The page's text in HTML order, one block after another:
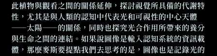
此植物與觀看之間的關係延伸，探討視覺所具備的代謝特
性，尤其是與人類的認知中代表光和可視性的中心天體
──太陽──的關係，同時也探究光合作用所帶來的養分
與生命之間的連結。如果說圖像是輸入認知系統的資訊載
體，那麼麥斯要提點我們去思考的是，圖像也是記錄光的